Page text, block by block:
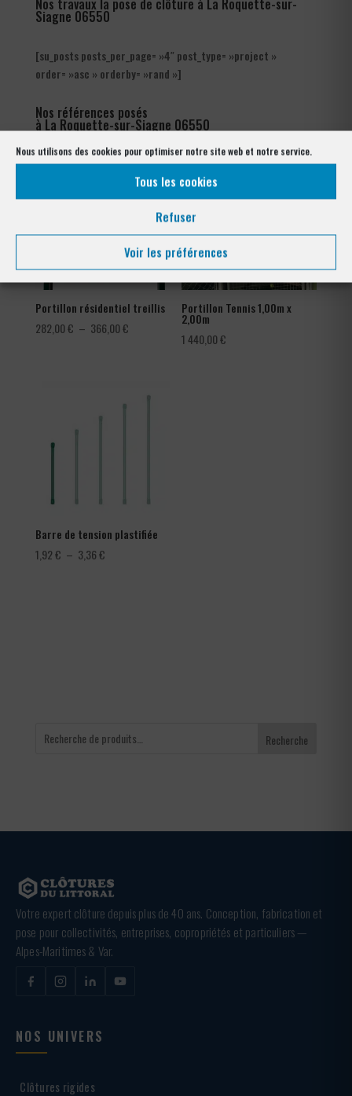
Nous utilisons des cookies pour optimiser notre site web et notre service.
Tous les cookies
Refuser
Voir les préférences
Nos travaux la pose de clôture à La Roquette-sur-
Siagne 06550
[su_posts posts_per_page= »4″ post_type= »project »
order= »asc » orderby= »rand »]
Nos références posés
à La Roquette-sur-Siagne 06550
Portillon résidentiel treillis
282,00€ – 366,00€Plage
Portillon Tennis 1,00m x
2,00m
1 440,00€
Barre de tension plastifiée
1,92€ – 3,36€Plage
Recherche
Votre expert clôture depuis plus de 40 ans. Conception, fabrication et
pose pour collectivités, entreprises, copropriétés et particuliers —
Alpes-Maritimes & Var.
NOS UNIVERS
Clôtures rigides